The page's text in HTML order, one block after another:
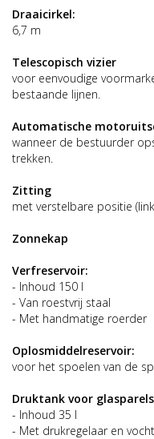
Draaicirkel:
6,7 m
Telescopisch vizier
voor eenvoudige
bestaande lijnen.
Automatische
wanneer de bestuurder
trekken.
Zitting
met verstelbare positie
Zonnekap
Verfreservoir:
- Inhoud 150 l
- Van roestvrij staal
- Met handmatige roerder
Oplosmiddelreservoir:
voor het spoelen van de
Druktank voor
- Inhoud 35 l
- Met drukregelaar en